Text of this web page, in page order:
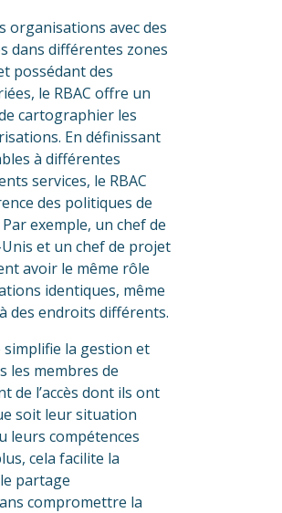
organisations avec des
dans différentes zones
possédant des
le RBAC offre un
cartographier les
En définissant
à différentes
services, le RBAC
des politiques de
Par exemple, un chef de
et un chef de projet
avoir le même rôle
identiques, même
des endroits différents.
la gestion et
les membres de
de l’accès dont ils ont
soit leur situation
leurs compétences
cela facilite la
partage
compromettre la